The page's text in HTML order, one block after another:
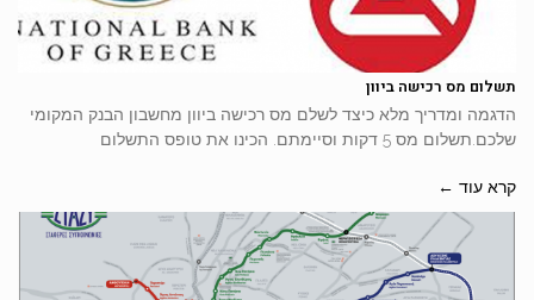
תשלום מס רכישה ביוון
הדגמה ומדריך מלא כיצד לשלם מס רכישה ביוון מחשבון הבנק המקומי
שלכם.תשלום מס 5 דקות וסיימתם. הכינו את טופס התשלום
קרא עוד ←